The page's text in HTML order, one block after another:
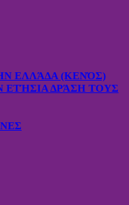
ΕΛΛΆΔΑ (ΚΕΝΌΣ)
ΕΤΉΣΙΑ ΔΡΆΣΗ ΤΟΥΣ